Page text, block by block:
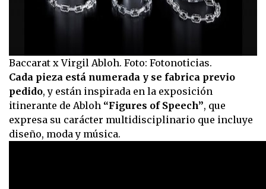
Baccarat x Virgil Abloh. Foto: Fotonoticias.
Cada pieza está numerada y se fabrica previo
pedido, y están inspirada en la exposición
itinerante de Abloh “Figures of Speech”, que
expresa su carácter multidisciplinario que incluye
diseño, moda y música.